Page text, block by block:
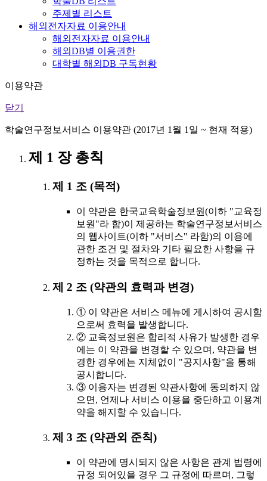
주제별 리스트
해외전자자료 이용안내
해외전자자료 이용안내
해외DB별 이용권한
대학별 해외DB 구독현황
이용약관
닫기
학술연구정보서비스 이용약관 (2017년 1월 1일 ~ 현재 적용)
제 1 장 총칙
제 1 조 (목적)
이 약관은 한국교육학술정보원(이하 "교육정
보원"라 함)이 제공하는 학술연구정보서비스
의 웹사이트(이하 "서비스" 라함)의 이용에
관한 조건 및 절차와 기타 필요한 사항을 규
정하는 것을 목적으로 합니다.
제 2 조 (약관의 효력과 변경)
① 이 약관은 서비스 메뉴에 게시하여 공시함
으로써 효력을 발생합니다.
② 교육정보원은 합리적 사유가 발생한 경우
에는 이 약관을 변경할 수 있으며, 약관을 변
경한 경우에는 지체없이 "공지사항"을 통해
공시합니다.
③ 이용자는 변경된 약관사항에 동의하지 않
으면, 언제나 서비스 이용을 중단하고 이용계
약을 해지할 수 있습니다.
제 3 조 (약관외 준칙)
이 약관에 명시되지 않은 사항은 관계 법령에
규정 되어있을 경우 그 규정에 따르며, 그렇